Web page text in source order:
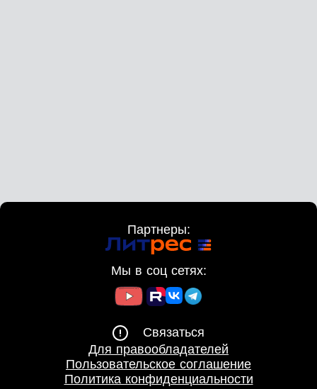
Партнеры:
Мы в соц сетях:
Связаться
Для правообладателей
Пользовательское соглашение
Политика конфиденциальности